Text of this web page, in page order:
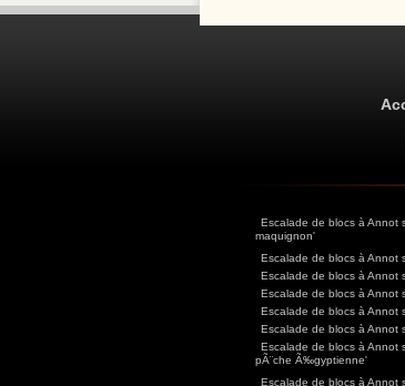
Escalade de blocs à Annot
maquignon'
Escalade de blocs à Annot
Escalade de blocs à Annot
Escalade de blocs à Annot
Escalade de blocs à Annot
Escalade de blocs à Annot
Escalade de blocs à Annot
pÃ¨che Ã‰gyptienne'
Escalade de blocs à Annot